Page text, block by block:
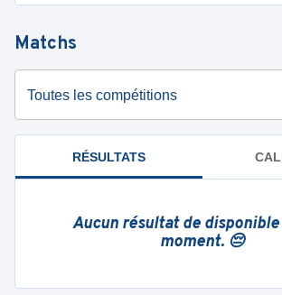
Matchs
Toutes les compétitions
RÉSULTATS
Aucun résultat de
moment. 😔